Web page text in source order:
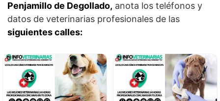
Penjamillo de Degollado, anota los teléfonos y
datos de veterinarias profesionales de las
siguientes calles: